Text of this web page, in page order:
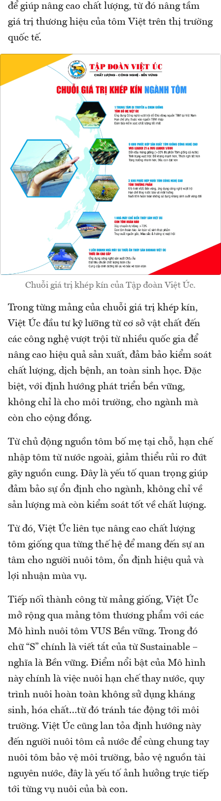
để giúp nâng cao chất lượng, từ đó nâng tầm
giá trị thương hiệu của tôm Việt trên thị trường
quốc tế.
Chuỗi giá trị khép kín của Tập đoàn Việt Úc.
Trong từng mảng của chuỗi giá trị khép kín,
Việt Úc đầu tư kỹ lưỡng từ cơ sở vật chất đến
các công nghệ vượt trội từ nhiều quốc gia để
nâng cao hiệu quả sản xuất, đảm bảo kiểm soát
chất lượng, dịch bệnh, an toàn sinh học. Đặc
biệt, với định hướng phát triển bền vững,
không chỉ là cho môi trường, cho ngành mà
còn cho cộng đồng.
Từ chủ động nguồn tôm bố mẹ tại chỗ, hạn chế
nhập tôm từ nước ngoài, giảm thiểu rủi ro đứt
gãy nguồn cung. Đây là yếu tố quan trọng giúp
đảm bảo sự ổn định cho ngành, không chỉ về
sản lượng mà còn kiểm soát tốt về chất lượng.
Từ đó, Việt Úc liên tục nâng cao chất lượng
tôm giống qua từng thế hệ để mang đến sự an
tâm cho người nuôi tôm, ổn định hiệu quả và
lợi nhuận mùa vụ.
Tiếp nối thành công từ mảng giống, Việt Úc
mở rộng qua mảng tôm thương phẩm với các
Mô hình nuôi tôm VUS Bền vững. Trong đó
chữ “S” chính là viết tắt của từ Sustainable –
nghĩa là Bền vững. Điểm nổi bật của Mô hình
này chính là việc nuôi hạn chế thay nước, quy
trình nuôi hoàn toàn không sử dụng kháng
sinh, hóa chất…từ đó tránh tác động tới môi
trường. Việt Úc cũng lan tỏa định hướng này
đến người nuôi tôm cả nước để cùng chung tay
nuôi tôm bảo vệ môi trường, bảo vệ nguồn tài
nguyên nước, đây là yếu tố ảnh hưởng trực tiếp
tới từng vụ nuôi của bà con.